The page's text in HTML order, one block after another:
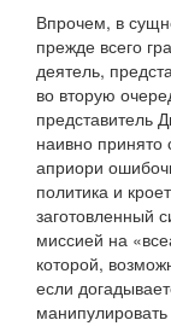
Впрочем, в
прежде всего
деятель,
во вторую
представитель
наивно
априори
политика и
заготовленный
миссией на
которой,
если